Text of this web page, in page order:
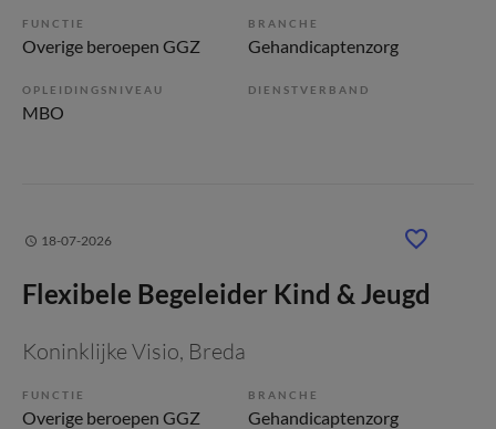
FUNCTIE
Overige beroepen GGZ
BRANCHE
Gehandicaptenzorg
OPLEIDINGSNIVEAU
MBO
DIENSTVERBAND
18-07-2026
Flexibele Begeleider Kind & Jeugd
Koninklijke Visio, Breda
FUNCTIE
Overige beroepen GGZ
BRANCHE
Gehandicaptenzorg